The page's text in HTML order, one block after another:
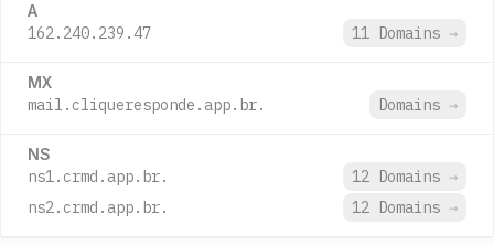
A
162.240.239.47 11 Domains →
MX
mail.cliqueresponde.app.br. Domains →
NS
ns1.crmd.app.br. 12 Domains →
ns2.crmd.app.br.
12 Domains →